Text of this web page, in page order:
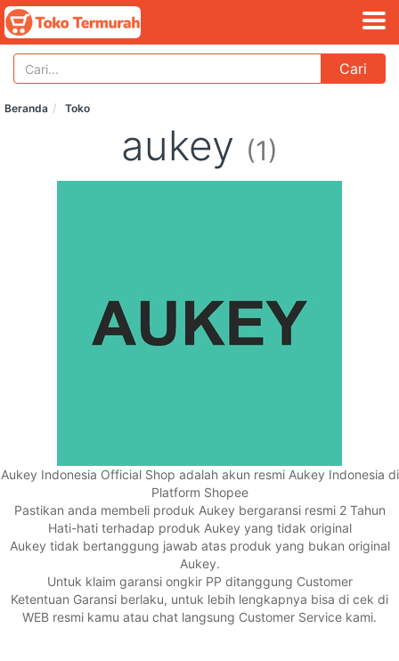
Cari
Beranda Toko
aukey (1)
Aukey Indonesia Official Shop adalah akun resmi Aukey Indonesia di
Platform Shopee
Pastikan anda membeli produk Aukey bergaransi resmi 2 Tahun
Hati-hati terhadap produk Aukey yang tidak original
Aukey tidak bertanggung jawab atas produk yang bukan original
Aukey.
Untuk klaim garansi ongkir PP ditanggung Customer
Ketentuan Garansi berlaku, untuk lebih lengkapnya bisa di cek di
WEB resmi kamu atau chat langsung Customer Service kami.